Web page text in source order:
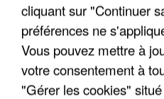
cliquant sur "Continuer
préférences ne
Vous pouvez mettre à
votre consentement à
"Gérer les cookies"